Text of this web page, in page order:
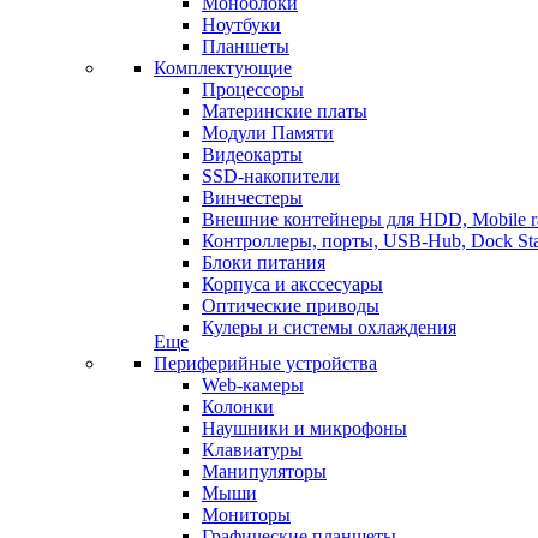
Ноутбуки
Планшеты
Комплектующие
Процессоры
Материнские платы
Модули Памяти
Видеокарты
SSD-накопители
Винчестеры
Внешние контейнеры для HDD, Mobile
Контроллеры, порты, USB-Hub, Dock
Блоки питания
Корпуса и акссесуары
Оптические приводы
Кулеры и системы охлаждения
Еще
Периферийные устройства
Web-камеры
Колонки
Наушники и микрофоны
Клавиатуры
Манипуляторы
Мыши
Мониторы